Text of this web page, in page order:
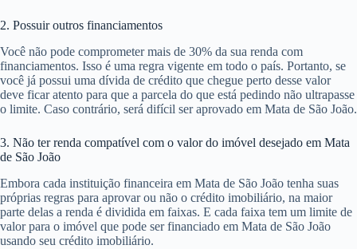
2. Possuir outros financiamentos
Você não pode comprometer mais de 30% da sua renda com
financiamentos. Isso é uma regra vigente em todo o país. Portanto, se
você já possui uma dívida de crédito que chegue perto desse valor
deve ficar atento para que a parcela do que está pedindo não ultrapasse
o limite. Caso contrário, será difícil ser aprovado em Mata de São João.
3. Não ter renda compatível com o valor do imóvel desejado em Mata
de São João
Embora cada instituição financeira em Mata de São João tenha suas
próprias regras para aprovar ou não o crédito imobiliário, na maior
parte delas a renda é dividida em faixas. E cada faixa tem um limite de
valor para o imóvel que pode ser financiado em Mata de São João
usando seu crédito imobiliário.